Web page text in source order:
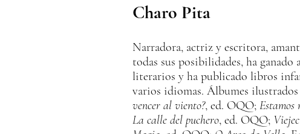
Charo Pita
Narradora, actriz y escritora,
todas sus posibilidades, ha ganado
literarios y ha publicado libros
varios idiomas. Álbumes
vencer al viento?, ed. OQO; Estamos
La calle del puchero, ed. OQO;